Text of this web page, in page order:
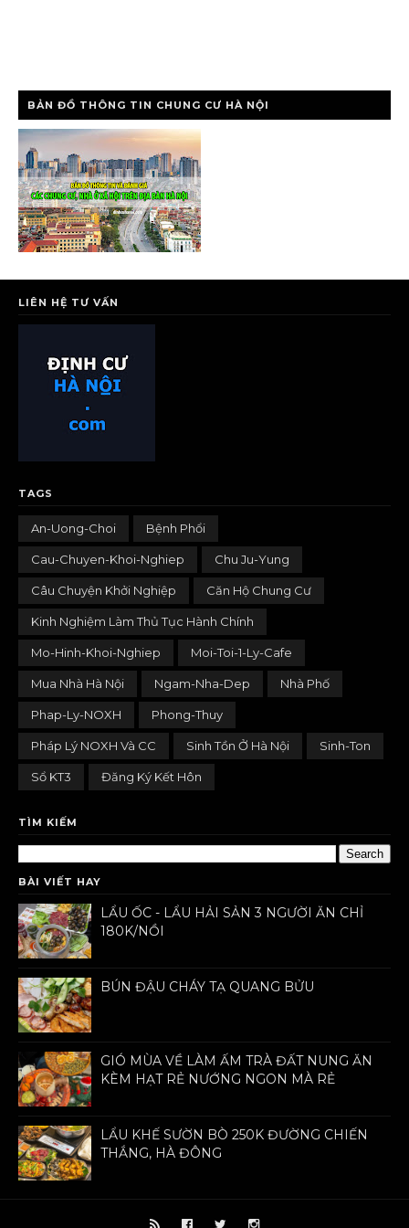
BẢN ĐỒ THÔNG TIN CHUNG CƯ HÀ NỘI
LIÊN HỆ TƯ VẤN
TAGS
An-Uong-Choi Bệnh Phổi
Cau-Chuyen-Khoi-Nghiep Chu Ju-Yung
Câu Chuyện Khởi Nghiệp Căn Hộ Chung Cư
Kinh Nghiệm Làm Thủ Tục Hành Chính
Mo-Hinh-Khoi-Nghiep Moi-Toi-1-Ly-Cafe
Mua Nhà Hà Nội Ngam-Nha-Dep Nhà Phố
Phap-Ly-NOXH Phong-Thuy
Pháp Lý NOXH Và CC Sinh Tồn Ở Hà Nội Sinh-Ton
Sổ KT3 Đăng Ký Kết Hôn
TÌM KIẾM
BÀI VIẾT HAY
LẨU ỐC - LẨU HẢI SẢN 3 NGƯỜI ĂN CHỈ
180K/NỒI
BÚN ĐẬU CHÁY TẠ QUANG BỬU
GIÓ MÙA VỀ LÀM ẤM TRÀ ĐẤT NUNG ĂN
KÈM HẠT RẺ NƯỚNG NGON MÀ RẺ
LẨU KHẾ SƯỜN BÒ 250K ĐƯỜNG CHIẾN
THẮNG, HÀ ĐÔNG